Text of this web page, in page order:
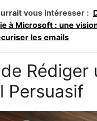
vous intéresser :
à Microsoft : une
les emails
de Rédiger
Persuasif